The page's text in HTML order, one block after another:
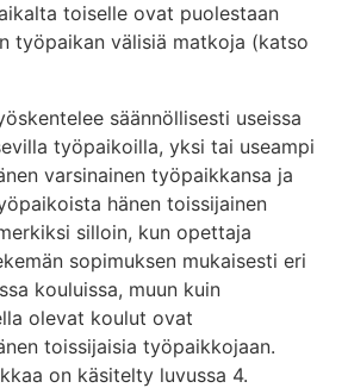
toiselle ovat puolestaan
työpaikan välisiä matkoja (katso
säännöllisesti useissa
työpaikoilla, yksi tai useampi
varsinainen työpaikkansa ja
hänen toissijainen
silloin, kun opettaja
sopimuksen mukaisesti eri
kouluissa, muun kuin
olevat koulut ovat
toissijaisia työpaikkojaan.
on käsitelty luvussa 4.